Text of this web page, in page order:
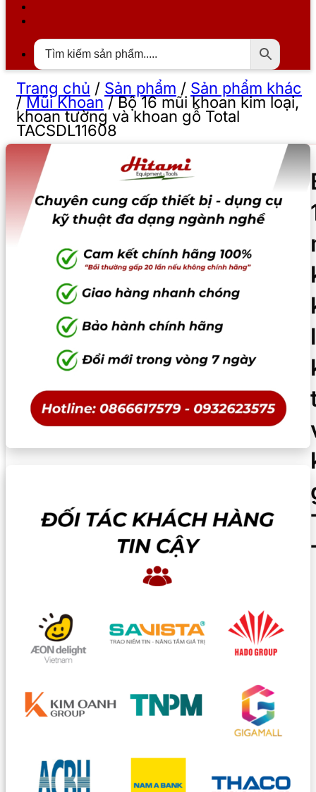
Trang chủ / Sản phẩm / Sản phẩm khác
/Mũi Khoan/Bộ 16 mũi khoan kim loại,
khoan tường và khoan gỗ Total
TACSDL11608